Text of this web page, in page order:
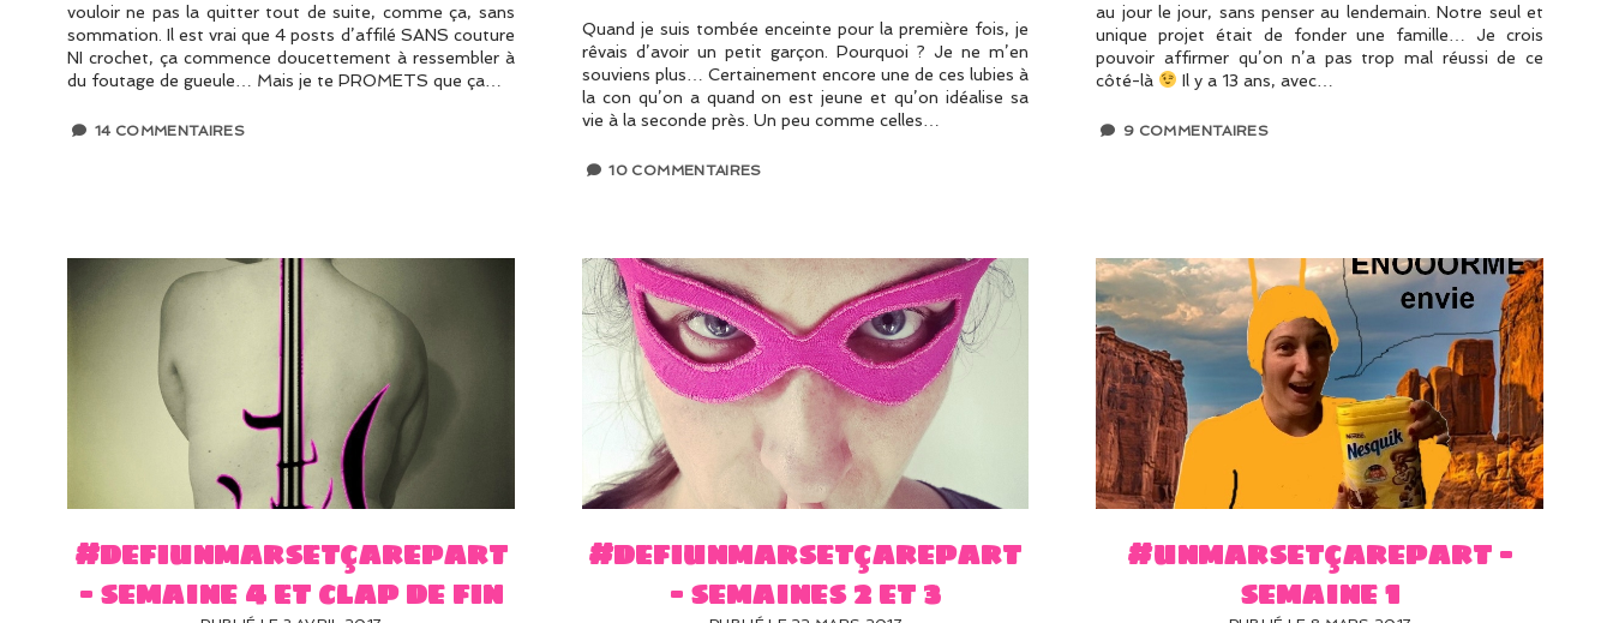
vouloir ne pas la quitter tout de suite, comme ça, sans
sommation. Il est vrai que 4 posts d’affilé SANS couture
NI crochet, ça commence doucettement à ressembler à
du foutage de gueule… Mais je te PROMETS que ça…
14 COMMENTAIRES
Quand je suis tombée enceinte pour la première fois, je
rêvais d’avoir un petit garçon. Pourquoi ? Je ne m’en
souviens plus… Certainement encore une de ces lubies à
la con qu’on a quand on est jeune et qu’on idéalise sa
vie à la seconde près. Un peu comme celles…
10 COMMENTAIRES
au jour le jour, sans penser au lendemain. Notre seul et
unique projet était de fonder une famille… Je crois
pouvoir affirmer qu’on n’a pas trop mal réussi de ce
côté-là
Il y a 13 ans, avec…
9 COMMENTAIRES
#defiunmarsetçarepart
– semaine 4 et clap de fin
#defiunmarsetçarepart
– semaines 2 et 3
#unmarsetçarepart –
semaine 1